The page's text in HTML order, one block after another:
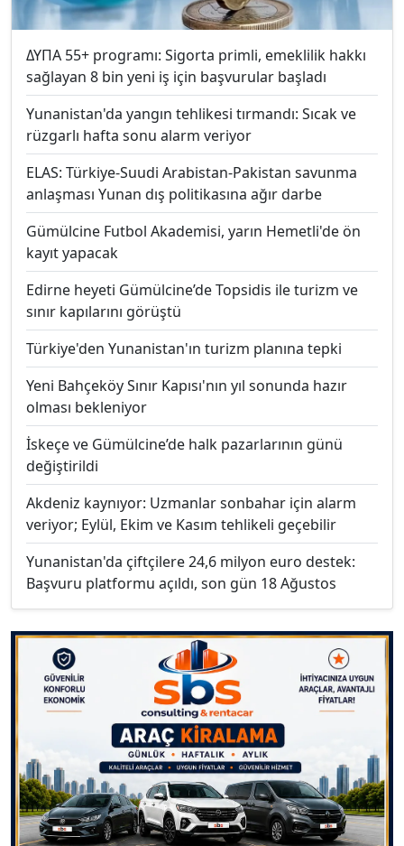
ΔΥΠΑ 55+ programı: Sigorta primli, emeklilik hakkı
sağlayan 8 bin yeni iş için başvurular başladı
Yunanistan'da yangın tehlikesi tırmandı: Sıcak ve
rüzgarlı hafta sonu alarm veriyor
ELAS: Türkiye-Suudi Arabistan-Pakistan savunma
anlaşması Yunan dış politikasına ağır darbe
Gümülcine Futbol Akademisi, yarın Hemetli'de ön
kayıt yapacak
Edirne heyeti Gümülcine’de Topsidis ile turizm ve
sınır kapılarını görüştü
Türkiye'den Yunanistan'ın turizm planına tepki
Yeni Bahçeköy Sınır Kapısı'nın yıl sonunda hazır
olması bekleniyor
İskeçe ve Gümülcine’de halk pazarlarının günü
değiştirildi
Akdeniz kaynıyor: Uzmanlar sonbahar için alarm
veriyor; Eylül, Ekim ve Kasım tehlikeli geçebilir
Yunanistan'da çiftçilere 24,6 milyon euro destek:
Başvuru platformu açıldı, son gün 18 Ağustos